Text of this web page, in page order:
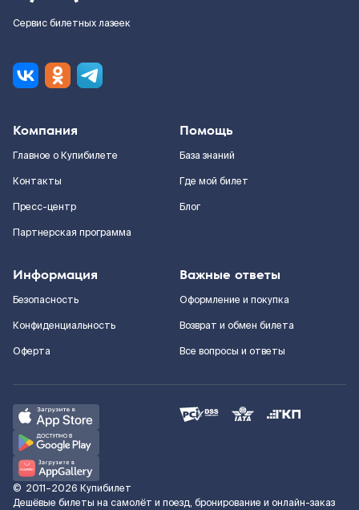
Сервис билетных лазеек
Компания
Главное о Купибилете
Контакты
Пресс-центр
Партнерская программа
Помощь
База знаний
Где мой билет
Блог
Информация
Безопасность
Конфиденциальность
Оферта
Важные ответы
Оформление и покупка
Возврат и обмен билета
Все вопросы и ответы
© 2011–2026 Купибилет
Дешёвые билеты на самолёт и поезд, бронирование и онлайн-заказ